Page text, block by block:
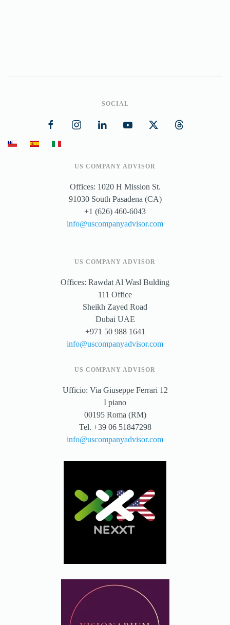
SOCIAL
US COMPANY ADVISOR
Offices: 1020 H Mission St.
91030 South Pasadena (CA)
+1 (626) 460-6043
info@uscompanyadvisor.com
US COMPANY ADVISOR
Offices: Rawdat Al Wasl Bulding
111 Office
Sheikh Zayed Road
Dubai UAE
+971 50 988 1641
info@uscompanyadvisor.com
US COMPANY ADVISOR
Ufficio: Via Giuseppe Ferrari 12
I piano
00195 Roma (RM)
Tel. +39 06 51847298
info@uscompanyadvisor.com